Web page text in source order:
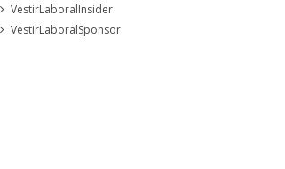
VestirLaboralInsider
VestirLaboralSponsor